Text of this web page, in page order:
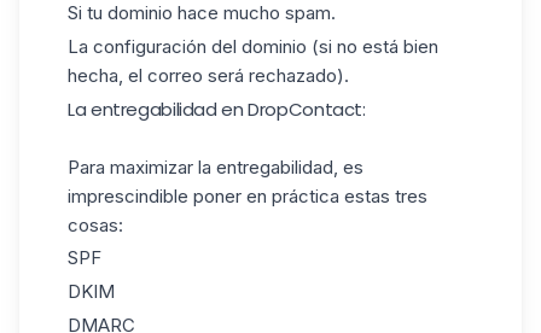
Si tu dominio hace mucho spam.
La configuración del dominio (si no está bien
hecha, el correo será rechazado).
La entregabilidad en DropContact:
Para maximizar la entregabilidad, es
imprescindible poner en práctica estas tres
cosas:
SPF
DKIM
DMARC